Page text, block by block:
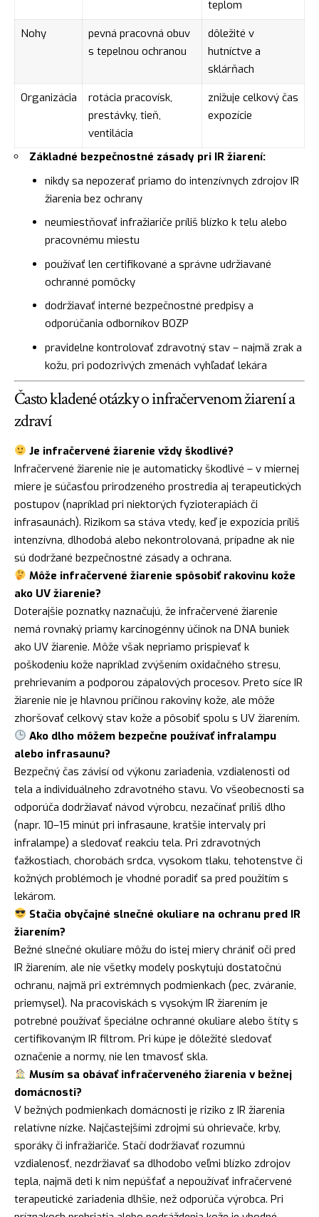
teplom
Nohy
pevná pracovná obuv
s tepelnou ochranou
dôležité v
hutníctve a
sklárňach
Organizácia
rotácia pracovísk,
prestávky, tieň,
ventilácia
znižuje celkový čas
expozície
Základné bezpečnostné zásady pri IR žiarení:
nikdy sa nepozerať priamo do intenzívnych zdrojov IR
žiarenia bez ochrany
neumiestňovať infražiariče príliš blízko k telu alebo
pracovnému miestu
používať len certifikované a správne udržiavané
ochranné pomôcky
dodržiavať interné bezpečnostné predpisy a
odporúčania odborníkov BOZP
pravidelne kontrolovať zdravotný stav – najmä zrak a
kožu, pri podozrivých zmenách vyhľadať lekára
Často kladené otázky o infračervenom žiarení a
zdraví
Je infračervené žiarenie vždy škodlivé?
Infračervené žiarenie nie je automaticky škodlivé – v miernej
miere je súčasťou prirodzeného prostredia aj terapeutických
postupov (napríklad pri niektorých fyzioterapiách či
infrasaunách). Rizikom sa stáva vtedy, keď je expozícia príliš
intenzívna, dlhodobá alebo nekontrolovaná, prípadne ak nie
sú dodržané bezpečnostné zásady a ochrana.
Môže infračervené žiarenie spôsobiť rakovinu kože
ako UV žiarenie?
Doterajšie poznatky naznačujú, že infračervené žiarenie
nemá rovnaký priamy karcinogénny účinok na DNA buniek
ako UV žiarenie. Môže však nepriamo prispievať k
poškodeniu kože napríklad zvýšením oxidačného stresu,
prehrievaním a podporou zápalových procesov. Preto síce IR
žiarenie nie je hlavnou príčinou rakoviny kože, ale môže
zhoršovať celkový stav kože a pôsobiť spolu s UV žiarením.
Ako dlho môžem bezpečne používať infralampu
alebo infrasaunu?
Bezpečný čas závisí od výkonu zariadenia, vzdialenosti od
tela a individuálneho zdravotného stavu. Vo všeobecnosti sa
odporúča dodržiavať návod výrobcu, nezačínať príliš dlho
(napr. 10–15 minút pri infrasaune, kratšie intervaly pri
infralampe) a sledovať reakciu tela. Pri zdravotných
ťažkostiach, chorobách srdca, vysokom tlaku, tehotenstve či
kožných problémoch je vhodné poradiť sa pred použitím s
lekárom.
Stačia obyčajné slnečné okuliare na ochranu pred IR
žiarením?
Bežné slnečné okuliare môžu do istej miery chrániť oči pred
IR žiarením, ale nie všetky modely poskytujú dostatočnú
ochranu, najmä pri extrémnych podmienkach (pec, zváranie,
priemysel). Na pracoviskách s vysokým IR žiarením je
potrebné používať špeciálne ochranné okuliare alebo štíty s
certifikovaným IR filtrom. Pri kúpe je dôležité sledovať
označenie a normy, nie len tmavosť skla.
Musím sa obávať infračerveného žiarenia v bežnej
domácnosti?
V bežných podmienkach domácnosti je riziko z IR žiarenia
relatívne nízke. Najčastejšími zdrojmi sú ohrievače, krby,
sporáky či infražiariče. Stačí dodržiavať rozumnú
vzdialenosť, nezdržiavať sa dlhodobo veľmi blízko zdrojov
tepla, najmä deti k nim nepúšťať a nepoužívať infračervené
terapeutické zariadenia dlhšie, než odporúča výrobca. Pri